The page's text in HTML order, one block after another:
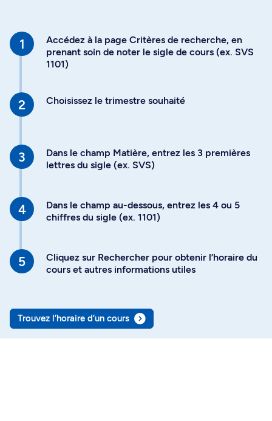
Accédez à la page Critères de recherche, en
prenant soin de noter le sigle de cours (ex. SVS
1101)
Choisissez le trimestre souhaité
Dans le champ Matière, entrez les 3 premières
lettres du sigle (ex. SVS)
Dans le champ au-dessous, entrez les 4 ou 5
chiffres du sigle (ex. 1101)
Cliquez sur Rechercher pour obtenir l’horaire du
cours et autres informations utiles
Trouvez l’horaire d’un cours